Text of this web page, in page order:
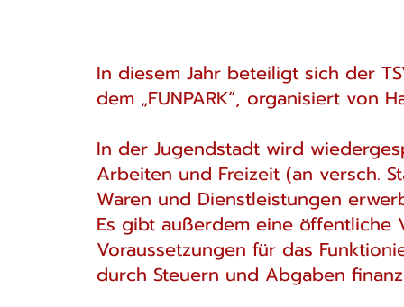
In diesem Jahr beteiligt sich der
dem „FUNPARK“, organisiert von
In der Jugendstadt wird
Arbeiten und Freizeit (an versch.
Waren und Dienstleistungen
Es gibt außerdem eine öffentliche
Voraussetzungen für das
durch Steuern und Abgaben